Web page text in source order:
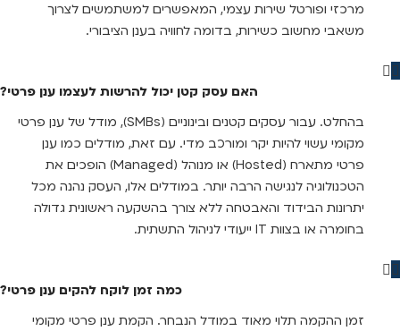
מרכזי ופורטל שירות עצמי, המאפשרים למשתמשים לצרוך
משאבי מחשוב כשירות, בדומה לחוויה בענן הציבורי.
האם עסק קטן יכול להרשות לעצמו ענן פרטי?
בהחלט. עבור עסקים קטנים ובינוניים (SMBs), מודל של ענן פרטי
מקומי עשוי להיות יקר ומורכב מדי. עם זאת, מודלים כמו ענן
פרטי מתארח (Hosted) או מנוהל (Managed) הופכים את
הטכנולוגיה לנגישה הרבה יותר. במודלים אלו, העסק נהנה מכל
יתרונות הבידוד והאבטחה ללא צורך בהשקעה ראשונית גדולה
בחומרה או בצוות IT ייעודי לניהול התשתית.
כמה זמן לוקח להקים ענן פרטי?
זמן ההקמה תלוי מאוד במודל הנבחר. הקמת ענן פרטי מקומי